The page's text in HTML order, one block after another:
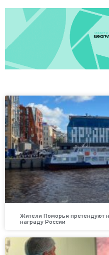
Жители Поморья претендуют
награду России